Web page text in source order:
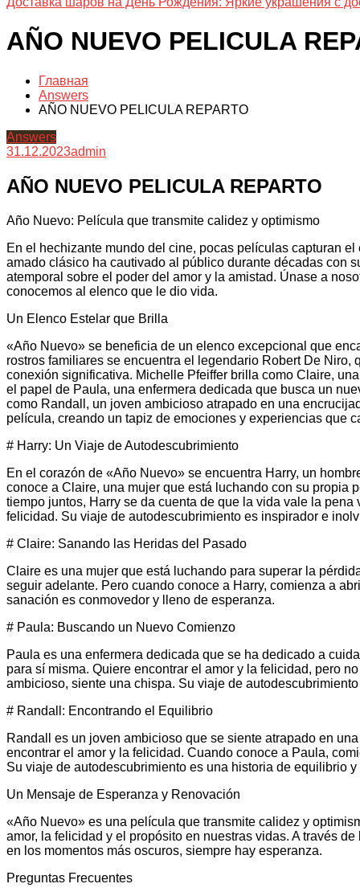
AÑO NUEVO PELICULA
Главная
Answers
AÑO NUEVO PELICULA REPARTO
Answers
31.12.2023admin
AÑO NUEVO PELICULA REPARTO
Año Nuevo: Película que transmite calidez y optimismo
En el hechizante mundo del cine, pocas películas capturan
amado clásico ha cautivado al público durante décadas con
atemporal sobre el poder del amor y la amistad. Únase a
conocemos al elenco que le dio vida.
Un Elenco Estelar que Brilla
«Año Nuevo» se beneficia de un elenco excepcional que
rostros familiares se encuentra el legendario Robert De
conexión significativa. Michelle Pfeiffer brilla como Claire,
el papel de Paula, una enfermera dedicada que busca un
como Randall, un joven ambicioso atrapado en una
película, creando un tapiz de emociones y experiencias que
# Harry: Un Viaje de Autodescubrimiento
En el corazón de «Año Nuevo» se encuentra Harry, un
conoce a Claire, una mujer que está luchando con su propia
tiempo juntos, Harry se da cuenta de que la vida vale la
felicidad. Su viaje de autodescubrimiento es inspirador e
# Claire: Sanando las Heridas del Pasado
Claire es una mujer que está luchando para superar la
seguir adelante. Pero cuando conoce a Harry, comienza a
sanación es conmovedor y lleno de esperanza.
# Paula: Buscando un Nuevo Comienzo
Paula es una enfermera dedicada que se ha dedicado a
para sí misma. Quiere encontrar el amor y la felicidad, pero
ambicioso, siente una chispa. Su viaje de
# Randall: Encontrando el Equilibrio
Randall es un joven ambicioso que se siente atrapado en
encontrar el amor y la felicidad. Cuando conoce a Paula,
Su viaje de autodescubrimiento es una historia de equilibrio y
Un Mensaje de Esperanza y Renovación
«Año Nuevo» es una película que transmite calidez y
amor, la felicidad y el propósito en nuestras vidas. A través
en los momentos más oscuros, siempre hay esperanza.
Preguntas Frecuentes